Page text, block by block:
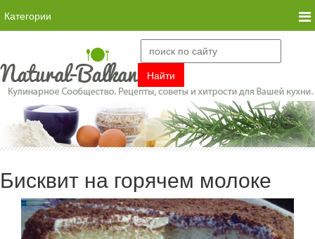
Категории
Бисквит на горячем молоке